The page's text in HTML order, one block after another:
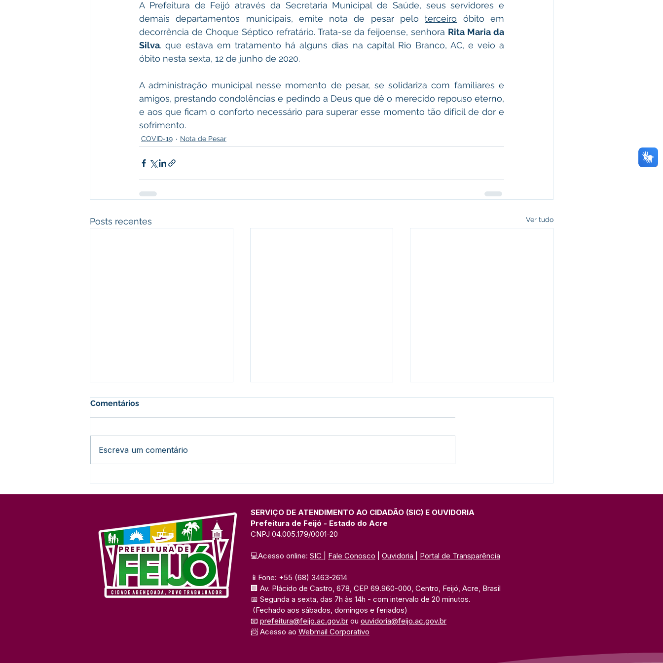
A Prefeitura de Feijó através da Secretaria Municipal de Saúde, seus servidores e
demais departamentos municipais, emite nota de pesar pelo terceiro óbito em
decorrência de Choque Séptico refratário. Trata-se da feijoense, senhora Rita Maria da
Silva. que estava em tratamento há alguns dias na capital Rio Branco, AC, e veio a
óbito nesta sexta, 12 de junho de 2020.
A administração municipal nesse momento de pesar, se solidariza com familiares e
amigos, prestando condolências e pedindo a Deus que dê o merecido repouso eterno,
e aos que ficam o conforto necessário para superar esse momento tão difícil de dor e
sofrimento.
COVID-19 Nota de Pesar
Posts recentes Ver tudo
Comentários
Escreva um comentário
SERVIÇO DE ATENDIMENTO AO CIDADÃO (SIC) E OUVIDORIA
Prefeitura de Feijó - Estado do Acre
CNPJ 04.005.179/0001-20
💻Acesso online: SIC Fale Conosco Ouvidoria Portal de Transparência
📱Fone: +55 (68) 3463-2614
🏢 Av. Plácido de Castro, 678, CEP 69.960-000, Centro, Feijó, Acre, Brasil
📅 Segunda a sexta, das 7h às 14h - com intervalo de 20 minutos.
(Fechado aos sábados, domingos e feriados)
📧 prefeitura@feijo.ac.gov.br ou ouvidoria@feijo.ac.gov.br
📨 Acesso ao Webmail Corporativo